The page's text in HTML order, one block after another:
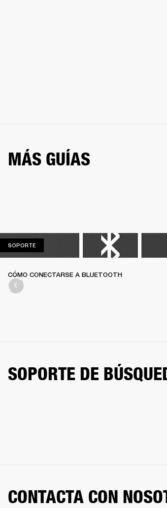
MÁS GUÍAS
SOPORTESOPORTE
CÓMO CONECTARSE A BLUETOOTH
SOPORTE DE
CONTACTA CON